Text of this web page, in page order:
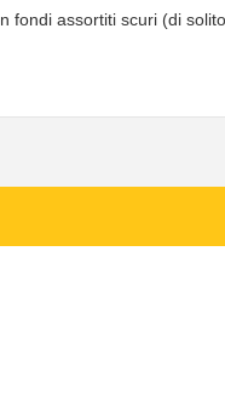
fondi assortiti scuri (di